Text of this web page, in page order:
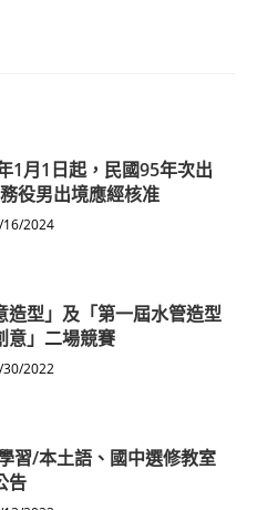
1月1日起，民國95年次出
役男出境應經核准
16/2024
造型」及「第一屆水管造型
意」二場競賽
2022
習/本土語、國中選修教室
告